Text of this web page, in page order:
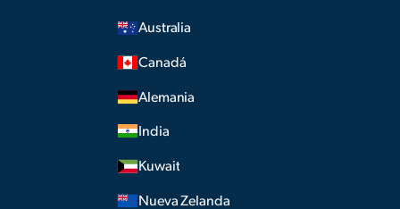
Australia
Canadá
Alemania
India
Kuwait
Nueva Zelanda